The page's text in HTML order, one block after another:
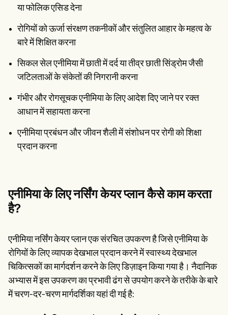
या फोलिक एसिड देना
रोगियों को ऊर्जा संरक्षण तकनीकों और संतुलित आहार के महत्व के
बारे में शिक्षित करना
सिकल सेल एनीमिया में छाती में दर्द या तीव्र छाती सिंड्रोम जैसी
जटिलताओं के संकेतों की निगरानी करना
गंभीर और रोगसूचक एनीमिया के लिए आदेश दिए जाने पर रक्त
आधान में सहायता करना
एनीमिया प्रबंधन और जीवन शैली में संशोधन पर रोगी को शिक्षा
प्रदान करना
एनीमिया के लिए नर्सिंग केयर प्लान कैसे काम करता
है?
एनीमिया नर्सिंग केयर प्लान एक संरचित उपकरण है जिसे एनीमिया के
रोगियों के लिए व्यापक देखभाल प्रदान करने में स्वास्थ्य देखभाल
चिकित्सकों का मार्गदर्शन करने के लिए डिज़ाइन किया गया है। नैदानिक
अभ्यास में इस उपकरण का प्रभावी ढंग से उपयोग करने के तरीके के बारे
में चरण-दर-चरण मार्गदर्शिका यहां दी गई है: